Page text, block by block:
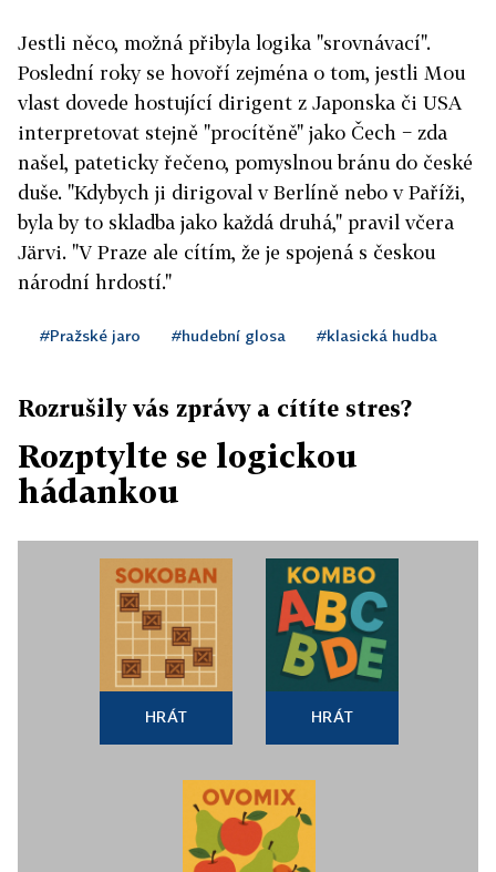
Jestli něco, možná přibyla logika "srovnávací".
Poslední roky se hovoří zejména o tom, jestli Mou
vlast dovede hostující dirigent z Japonska či USA
interpretovat stejně "procítěně" jako Čech − zda
našel, pateticky řečeno, pomyslnou bránu do české
duše. "Kdybych ji dirigoval v Berlíně nebo v Paříži,
byla by to skladba jako každá druhá," pravil včera
Järvi. "V Praze ale cítím, že je spojená s českou
národní hrdostí."
#Pražské jaro #hudební glosa #klasická hudba
Rozrušily vás zprávy a cítíte stres?
Rozptylte se logickou
hádankou
HRÁT HRÁT